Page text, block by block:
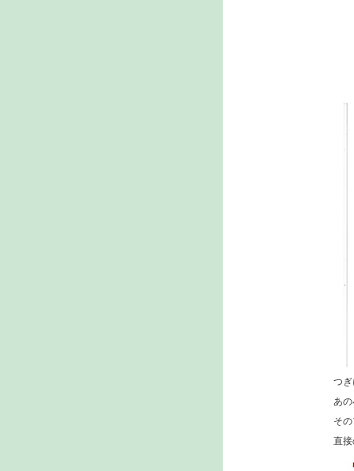
つぎ
あ
そ
直接